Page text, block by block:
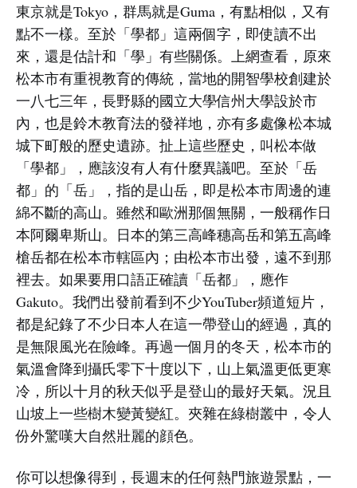
東京就是Tokyo，群馬就是Guma，有點相似，又有
點不一樣。至於「學都」這兩個字，即使讀不出
來，還是估計和「學」有些關係。上網查看，原來
松本市有重視教育的傳統，當地的開智學校創建於
一八七三年，長野縣的國立大學信州大學設於市
內，也是鈴木教育法的發祥地，亦有多處像松本城
城下町般的歷史遺跡。扯上這些歷史，叫松本做
「學都」，應該沒有人有什麼異議吧。至於「岳
都」的「岳」，指的是山岳，即是松本市周邊的連
綿不斷的高山。雖然和歐洲那個無關，一般稱作日
本阿爾卑斯山。日本的第三高峰穗高岳和第五高峰
槍岳都在松本市轄區內；由松本市出發，遠不到那
裡去。如果要用口語正確讀「岳都」，應作
Gakuto。我們出發前看到不少YouTuber頻道短片，
都是紀錄了不少日本人在這一帶登山的經過，真的
是無限風光在險峰。再過一個月的冬天，松本市的
氣溫會降到攝氏零下十度以下，山上氣溫更低更寒
冷，所以十月的秋天似乎是登山的最好天氣。況且
山坡上一些樹木變黃變紅。夾雜在綠樹叢中，令人
份外驚嘆大自然壯麗的顔色。
你可以想像得到，長週末的任何熱門旅遊景點，一